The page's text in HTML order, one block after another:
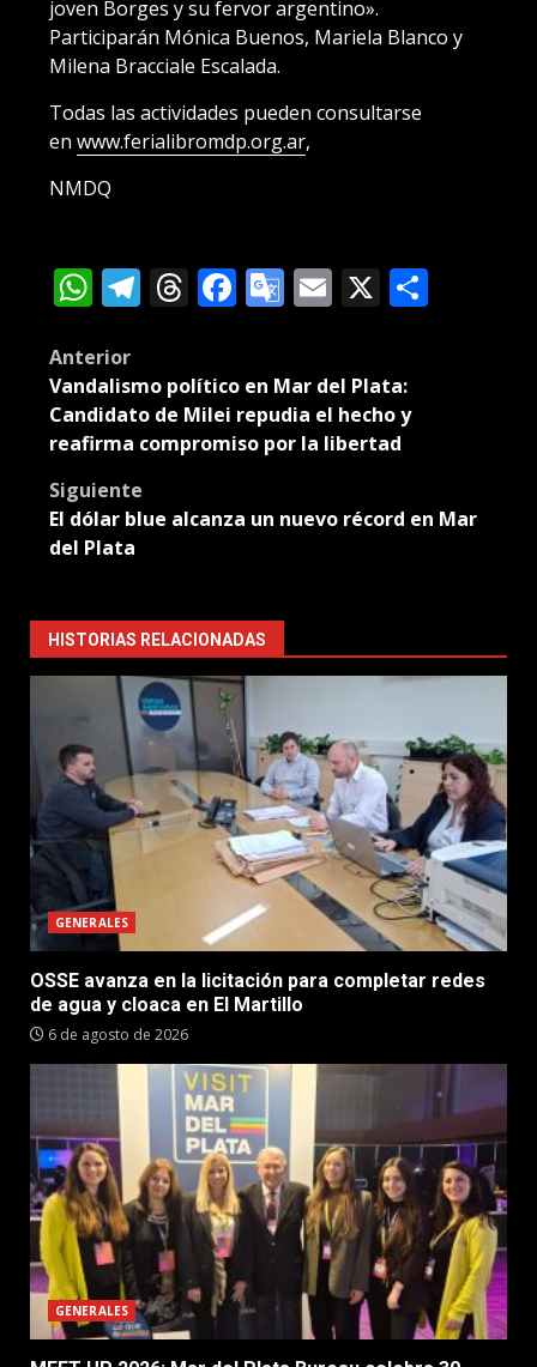
joven Borges y su fervor argentino».
Participarán Mónica Buenos, Mariela Blanco y
Milena Bracciale Escalada.
Todas las actividades pueden consultarse
en www.ferialibromdp.org.ar,
NMDQ
WhatsApp
Telegram
Threads
Facebook
Google
Email
X
Post
navigation
Anterior
Vandalismo político en Mar del Plata:
Candidato de Milei repudia el hecho y
reafirma compromiso por la libertad
Siguiente
El dólar blue alcanza un nuevo récord en Mar
del Plata
HISTORIAS RELACIONADAS
GENERALES
OSSE avanza en la licitación para completar redes
de agua y cloaca en El Martillo
6 de agosto de 2026
GENERALES